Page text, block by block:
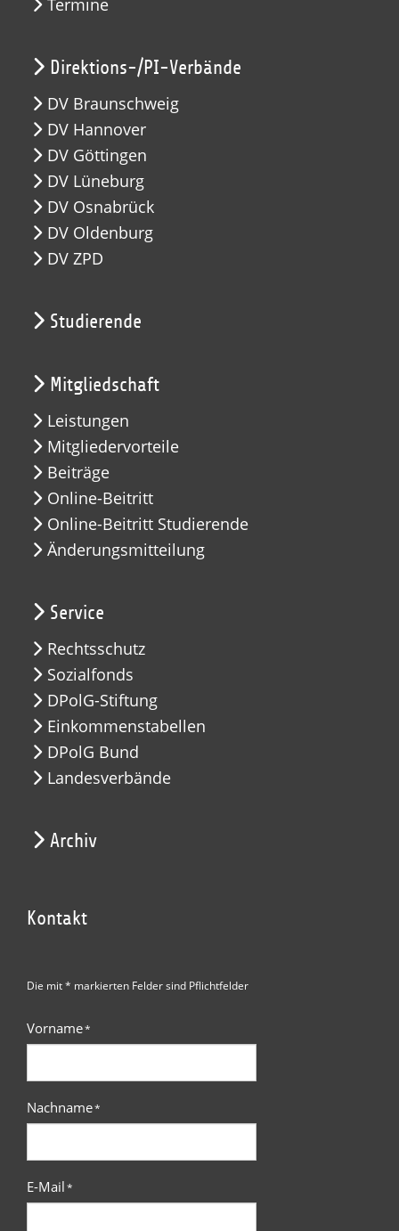
Termine
Direktions-/PI-Verbände
DV Braunschweig
DV Hannover
DV Göttingen
DV Lüneburg
DV Osnabrück
DV Oldenburg
DV ZPD
Studierende
Mitgliedschaft
Leistungen
Mitgliedervorteile
Beiträge
Online-Beitritt
Online-Beitritt Studierende
Änderungsmitteilung
Service
Rechtsschutz
Sozialfonds
DPolG-Stiftung
Einkommenstabellen
DPolG Bund
Landesverbände
Archiv
Kontakt
Die mit * markierten Felder sind Pflichtfelder
Vorname*
Nachname*
E-Mail*